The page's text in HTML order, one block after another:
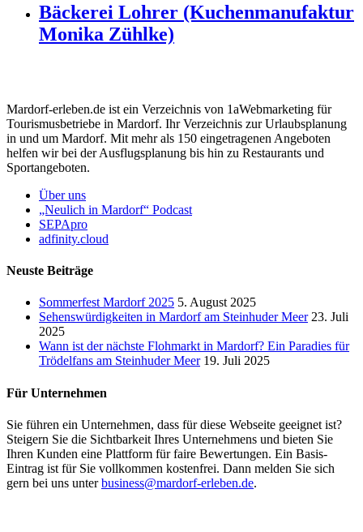
Bäckerei Lohrer (Kuchenmanufaktur
Monika Zühlke)
Mardorf-erleben.de ist ein Verzeichnis von 1aWebmarketing für
Tourismusbetriebe in Mardorf. Ihr Verzeichnis zur Urlaubsplanung
in und um Mardorf. Mit mehr als 150 eingetragenen Angeboten
helfen wir bei der Ausflugsplanung bis hin zu Restaurants und
Sportangeboten.
Über uns
„Neulich in Mardorf“ Podcast
SEPApro
adfinity.cloud
Neuste Beiträge
Sommerfest Mardorf 2025 5. August 2025
Sehenswürdigkeiten in Mardorf am Steinhuder Meer 23. Juli
2025
Wann ist der nächste Flohmarkt in Mardorf? Ein Paradies für
Trödelfans am Steinhuder Meer 19. Juli 2025
Für Unternehmen
Sie führen ein Unternehmen, dass für diese Webseite geeignet ist?
Steigern Sie die Sichtbarkeit Ihres Unternehmens und bieten Sie
Ihren Kunden eine Plattform für faire Bewertungen. Ein Basis-
Eintrag ist für Sie vollkommen kostenfrei. Dann melden Sie sich
gern bei uns unterbusiness@mardorf-erleben.de.